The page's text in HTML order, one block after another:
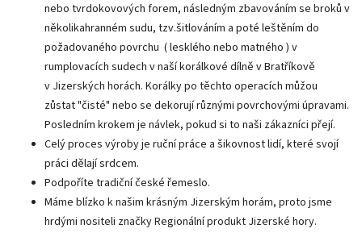
nebo tvrdokovových forem, následným zbavováním se broků v
několikahranném sudu, tzv.šitlováním a poté leštěním do
požadovaného povrchu ( lesklého nebo matného ) v
rumplovacích sudech v naší korálkové dílně v Bratříkově
v Jizerských horách. Korálky po těchto operacích můžou
zůstat "čisté" nebo se dekorují různými povrchovými úpravami.
Posledním krokem je návlek, pokud si to naši zákazníci přejí.
Celý proces výroby je ruční práce a šikovnost lidí, které svojí
práci dělají srdcem.
Podpoříte tradiční české řemeslo.
Máme blízko k našim krásným Jizerským horám, proto jsme
hrdými nositeli značky Regionální produkt Jizerské hory.